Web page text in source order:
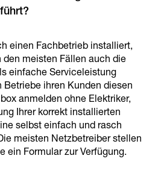
einen Fachbetrieb installiert,
meisten Fällen auch die
einfache Serviceleistung
ihren Kunden diesen
anmelden ohne Elektriker,
Ihrer korrekt installierten
selbst einfach und rasch
meisten Netzbetreiber stellen
ein Formular zur Verfügung.